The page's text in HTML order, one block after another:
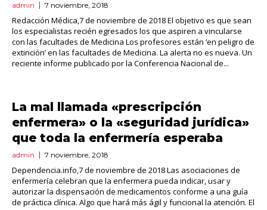
admin 7 noviembre, 2018
Redacción Médica,7 de noviembre de 2018 El objetivo es que sean
los especialistas recién egresados los que aspiren a vincularse
con las facultades de Medicina Los profesores están ‘en peligro de
extinción’ en las facultades de Medicina. La alerta no es nueva. Un
reciente informe publicado por la Conferencia Nacional de...
La mal llamada «prescripción
enfermera» o la «seguridad jurídica»
que toda la enfermería esperaba
admin 7 noviembre, 2018
Dependencia.info,7 de noviembre de 2018 Las asociaciones de
enfermería celebran que la enfermera pueda indicar, usar y
autorizar la dispensación de medicamentos conforme a una guía
de práctica clínica. Algo que hará más ágil y funcional la atención. El